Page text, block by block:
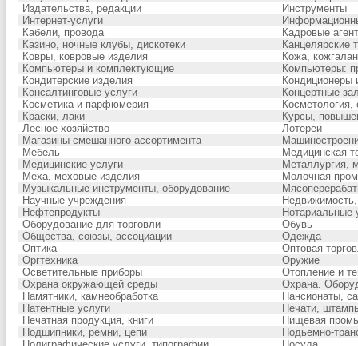
Издательства, редакции
Инструменты
Интернет-услуги
Кабели, провода
Кадровые
Казино, ночные клубы, дискотеки
Канцелярские
Ковры, ковровые изделия
Кожа,
Компьютеры и комплектующие
Компьютеры:
Кондитерские изделия
Кондиционеры
Консалтинговые услуги
Концертные
Косметика и парфюмерия
Краски, лаки
Курсы,
Лесное хозяйство
Лотереи
Магазины смешанного ассортимента
Мебель
Медицинская
Медицинские услуги
Металлургия,
Меха, меховые изделия
Молочная
Музыкальные инструменты, оборудование
Научные учреждения
Нефтепродукты
Нотариальные
Оборудование для торговли
Обувь
Общества, союзы, ассоциации
Одежда
Оптика
Оптовая
Оргтехника
Оружие
Осветительные приборы
Отопление и
Охрана окружающей среды
Охрана.
Памятники, камнеобработка
Пансионаты,
Патентные услуги
Печати,
Печатная продукция, книги
Пищевая
Подшипники, ремни, цепи
Подьемно-